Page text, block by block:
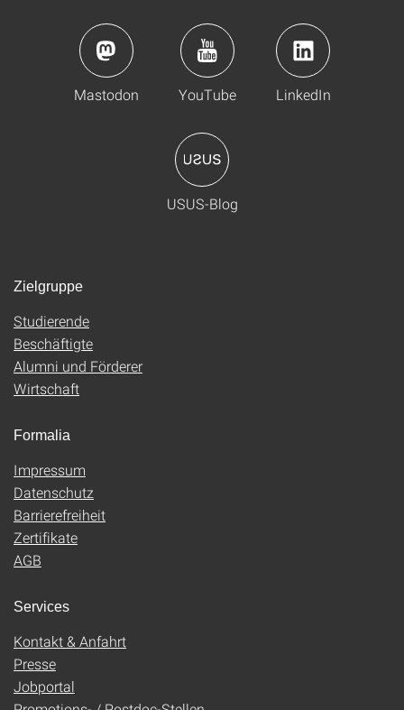
Mastodon YouTube LinkedIn
USUS-Blog
Zielgruppe
Studierende
Beschäftigte
Alumni und Förderer
Wirtschaft
Formalia
Impressum
Datenschutz
Barrierefreiheit
Zertifikate
AGB
Services
Kontakt & Anfahrt
Presse
Jobportal